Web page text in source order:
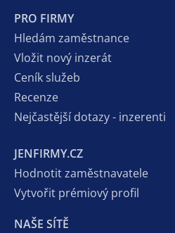
PRO FIRMY
Hledám zaměstnance
Vložit nový inzerát
Ceník služeb
Recenze
Nejčastější dotazy - inzerenti
JENFIRMY.CZ
Hodnotit zaměstnavatele
Vytvořit prémiový profil
NAŠE SÍTĚ